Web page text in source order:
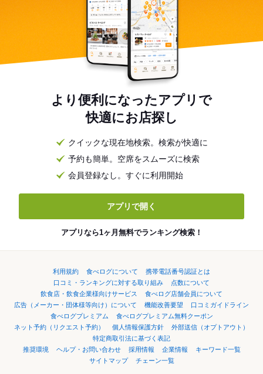
より便利になったアプリで
快適にお店探し
クイックな現在地検索。検索が快適に
予約も簡単。空席をスムーズに検索
会員登録なし。すぐに利用開始
アプリで開く
アプリなら1ヶ月無料でランキング検索！
利用規約 食べログについて
携帯電話番号認証とは
口コミ・ランキングに対する取り組み
点数について
飲食店・飲食企業様向けサービス
食べログ店舗会員について
広告（メーカー・団体様等向け）について
機能改善要望
口コミガイドライン
食べログプレミアム
食べログプレミアム無料クーポン
ネット予約（リクエスト予約）
個人情報保護方針
外部送信（オプトアウト）
特定商取引法に基づく表記
推奨環境
ヘルプ・お問い合わせ 採用情報 企業情報
キーワード一覧
サイトマップ
チェーン一覧